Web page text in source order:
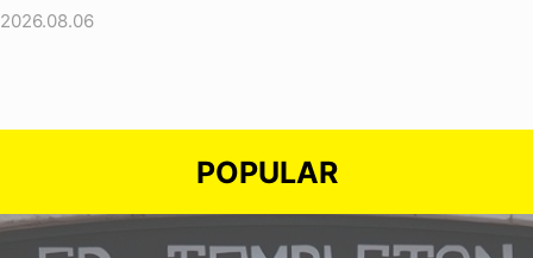
2026.08.06
POPULAR